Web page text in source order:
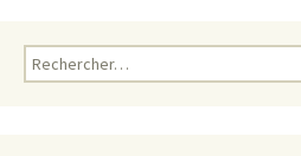
Rechercher :